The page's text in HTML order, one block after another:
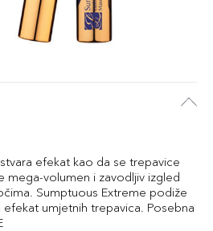
efekat kao da se trepavice
mega-volumen i zavodljiv izgled
Sumptuous Extreme podiže
umjetnih trepavica. Posebna